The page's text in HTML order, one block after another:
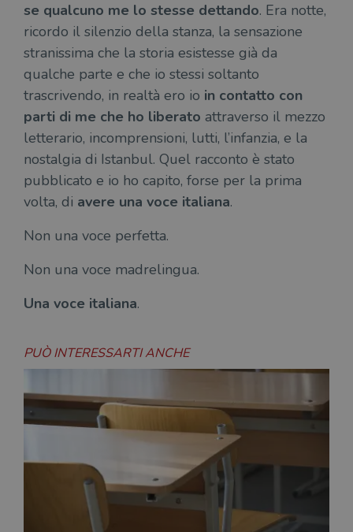
se qualcuno me lo stesse dettando. Era notte,
ricordo il silenzio della stanza, la sensazione
stranissima che la storia esistesse già da
qualche parte e che io stessi soltanto
trascrivendo, in realtà ero io in contatto con
parti di me che ho liberato attraverso il mezzo
letterario, incomprensioni, lutti, l’infanzia, e la
nostalgia di Istanbul. Quel racconto è stato
pubblicato e io ho capito, forse per la prima
volta, di avere una voce italiana.
Non una voce perfetta.
Non una voce madrelingua.
Una voce italiana.
PUÒ INTERESSARTI ANCHE